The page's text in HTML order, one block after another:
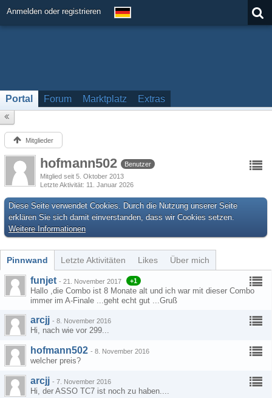
Anmelden oder registrieren
Portal Forum Marktplatz Extras
Mitglieder
hofmann502
Benutzer
Mitglied seit 5. Oktober 2013
Letzte Aktivität 11. Januar 2026
Diese Seite verwendet Cookies. Durch die Nutzung unserer Seite
erklären Sie sich damit einverstanden, dass wir Cookies setzen.
Weitere Informationen
Pinnwand Letzte Aktivitäten Likes Über mich
funjet - 21. November 2017 +1
Hallo ,die Combo ist 8 Monate alt und ich war mit dieser Combo
immer im A-Finale ...geht echt gut ...Gruß
arcjj - 8. November 2016
Hi, nach wie vor 299...
hofmann502 - 8. November 2016
welcher preis?
arcjj - 7. November 2016
Hi, der ASSO TC7 ist noch zu haben....